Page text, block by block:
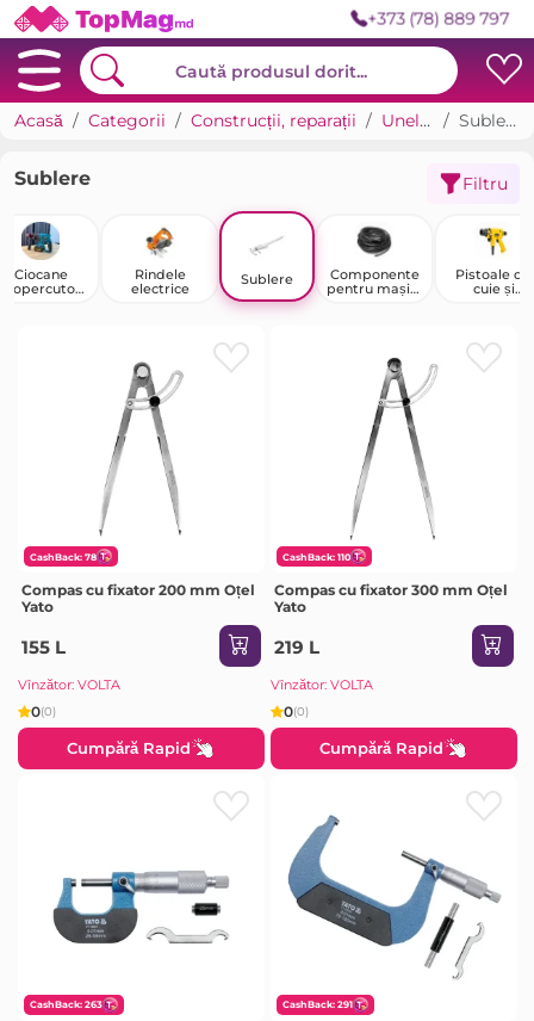
+373 (78) 889 797
Acasă Categorii Construcții, reparații Unelte Sublere
Sublere Filtru
Ciocane
Rindele
electrice
Sublere
Componente
pentru mașini
Pistoale de
cuie și
CashBack: 78
Compas cu fixator 200 mm Oțel
Yato
155 L
Vînzător: VOLTA
0(0)
Cumpără Rapid
CashBack: 110
Compas cu fixator 300 mm Oțel
Yato
219 L
Vînzător: VOLTA
0(0)
Cumpără Rapid
CashBack: 263 CashBack: 291